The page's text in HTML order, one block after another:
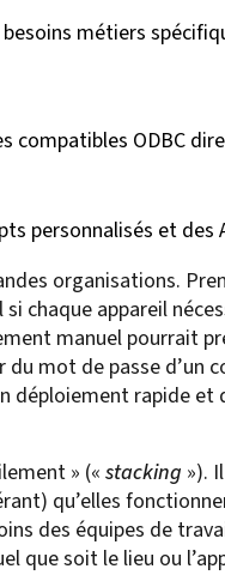
métiers
compatibles ODBC
personnalisés et des
organisations.
chaque appareil
manuel pourrait
du mot de passe d’un
déploiement rapide et
» (« stacking »).
qu’elles
des équipes de
que soit le lieu ou